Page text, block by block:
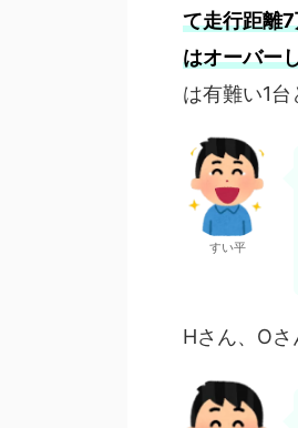
て走行距離
はオーバー
は有難い1台
すい平
Hさん、O